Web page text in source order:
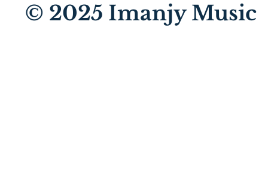
© 2025 Imanjy Music